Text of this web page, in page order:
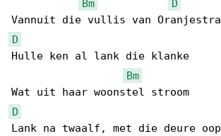
Bm
D
D
Hulle ken al lank die klanke
Bm
D
Lank na twaalf, met die deure oop